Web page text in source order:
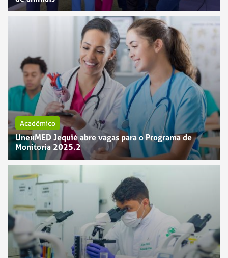
Acadêmico
UnexMED Jequié abre vagas para o Programa de
Monitoria 2025.2